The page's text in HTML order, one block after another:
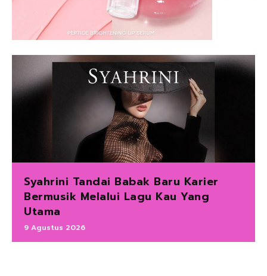
Syahrini Tandai Babak Baru Karier
Bermusik Melalui Lagu Kau Yang
Utama
9 Agustus 2026